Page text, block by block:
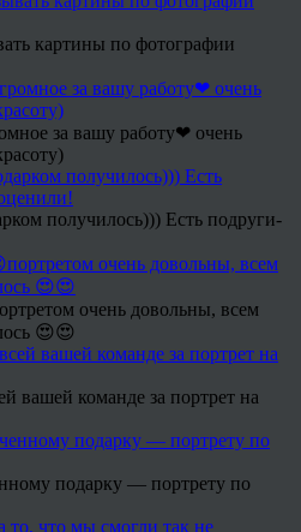
картины по фотографии
за вашу работу❤ очень
получилось))) Есть подруги-
очень довольны, всем
😍😍
вашей команде за портрет на
подарку — портрету по